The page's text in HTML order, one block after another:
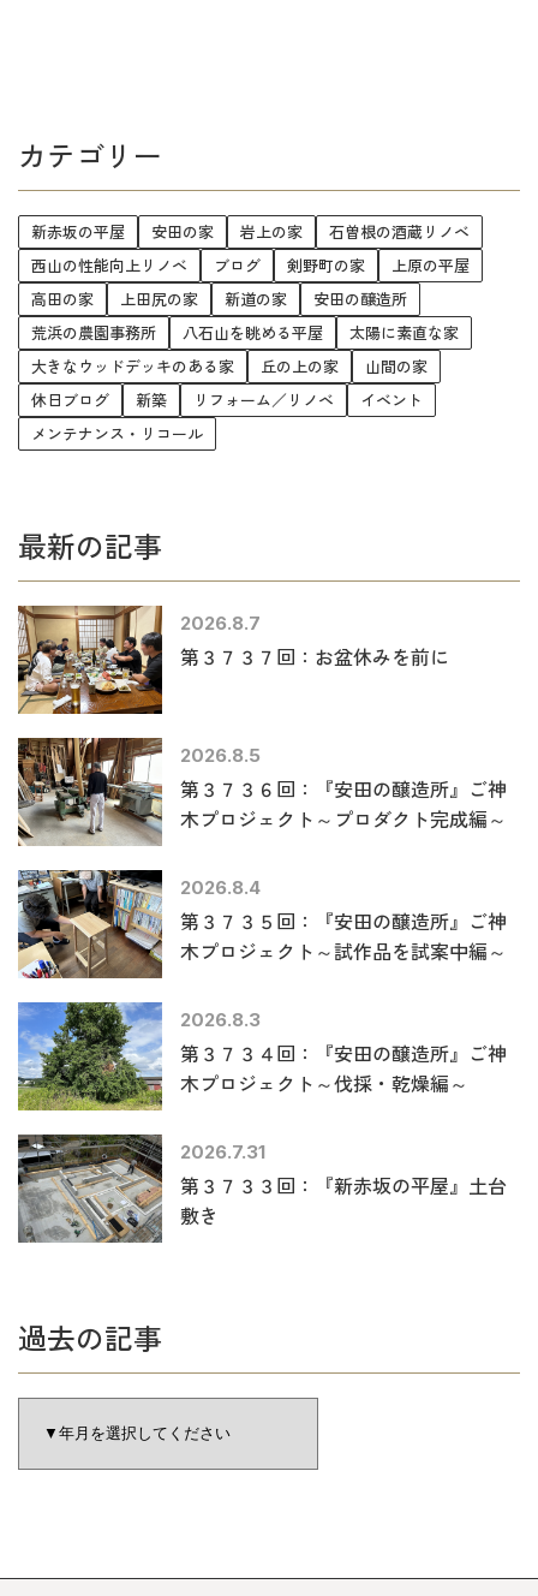
カテゴリー
新赤坂の平屋 安田の家 岩上の家
石曽根の酒蔵リノベ
西山の性能向上リノベ
ブログ 剣野町の家
上原の平屋
高田の家
上田尻の家 新道の家
安田の醸造所
荒浜の農園事務所
八石山を眺める平屋
太陽に素直な家
大きなウッドデッキのある家
丘の上の家
山間の家
休日ブログ
新築 リフォーム／リノベ
イベント
メンテナンス・リコール
最新の記事
2026.8.7
第３７３７回：お盆休みを前に
2026.8.5
第３７３６回：『安田の醸造所』ご神
木プロジェクト～プロダクト完成編～
2026.8.4
第３７３５回：『安田の醸造所』ご神
木プロジェクト～試作品を試案中編～
2026.8.3
第３７３４回：『安田の醸造所』ご神
木プロジェクト～伐採・乾燥編～
2026.7.31
第３７３３回：『新赤坂の平屋』土台
敷き
過去の記事